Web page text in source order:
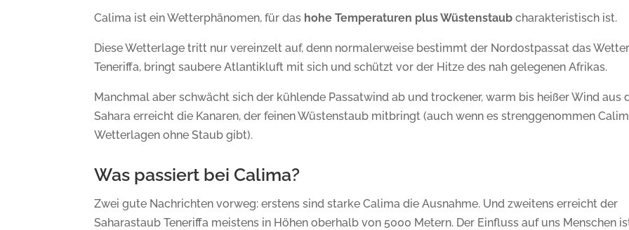
Calima ist ein Wetterphänomen, für das hohe Temperaturen plus Wüstenstaub charakteristisch ist.
Diese Wetterlage tritt nur vereinzelt auf, denn normalerweise bestimmt der Nordostpassat das
Teneriffa, bringt saubere Atlantikluft mit sich und schützt vor der Hitze des nah gelegenen Afrikas.
Manchmal aber schwächt sich der kühlende Passatwind ab und trockener, warm bis heißer Wind aus
Sahara erreicht die Kanaren, der feinen Wüstenstaub mitbringt (auch wenn es strenggenommen
Wetterlagen ohne Staub gibt).
Was passiert bei Calima?
Zwei gute Nachrichten vorweg: erstens sind starke Calima die Ausnahme. Und zweitens erreicht der
Saharastaub Teneriffa meistens in Höhen oberhalb von 5000 Metern. Der Einfluss auf uns Menschen